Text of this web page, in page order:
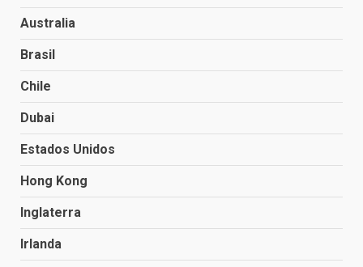
Australia
Brasil
Chile
Dubai
Estados Unidos
Hong Kong
Inglaterra
Irlanda